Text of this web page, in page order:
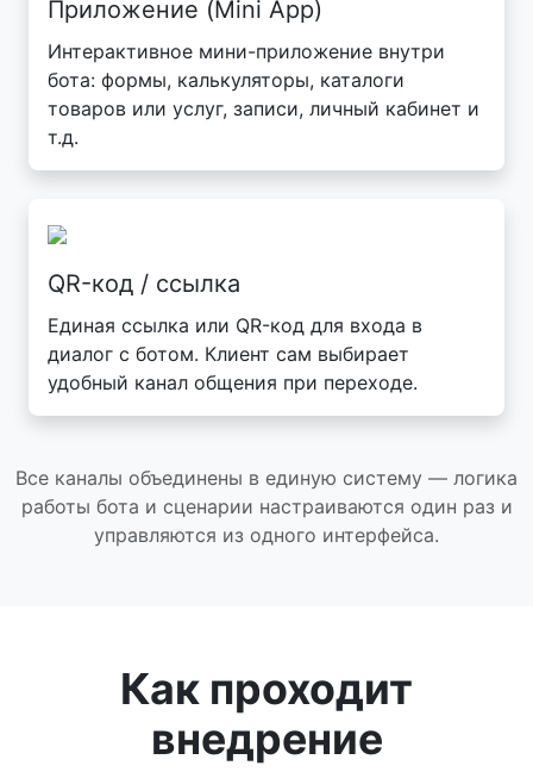
Приложение (Mini App)
Интерактивное мини-приложение внутри
бота: формы, калькуляторы, каталоги
товаров или услуг, записи, личный кабинет и
т.д.
QR-код / ссылка
Единая ссылка или QR-код для входа в
диалог с ботом. Клиент сам выбирает
удобный канал общения при переходе.
Все каналы объединены в единую систему — логика
работы бота и сценарии настраиваются один раз и
управляются из одного интерфейса.
Как проходит
внедрение